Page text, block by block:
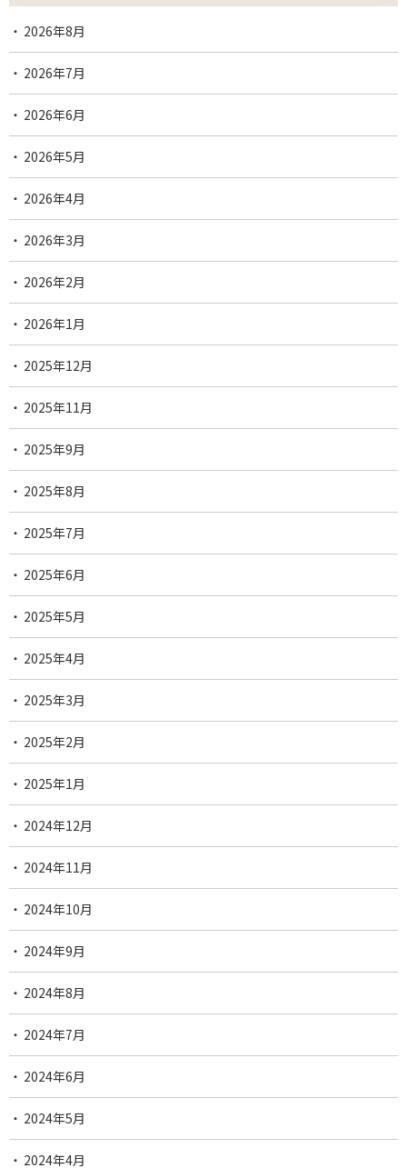
2026年8月
2026年7月
2026年6月
2026年5月
2026年4月
2026年3月
2026年2月
2026年1月
2025年12月
2025年11月
2025年9月
2025年8月
2025年7月
2025年6月
2025年5月
2025年4月
2025年3月
2025年2月
2025年1月
2024年12月
2024年11月
2024年10月
2024年9月
2024年8月
2024年7月
2024年6月
2024年5月
2024年4月